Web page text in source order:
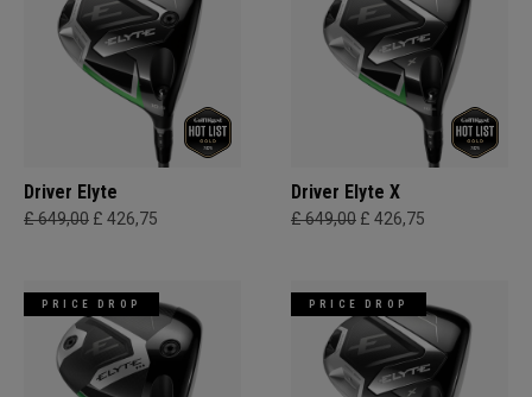
Driver Elyte
£ 649,00 £ 426,75
Driver Elyte X
£ 649,00 £ 426,75
PRICE DROP PRICE DROP